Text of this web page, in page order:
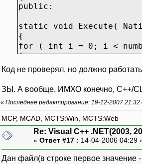
public:
static void Execute(
{
for ( int i = 0; i <
{
data[i].Second +=
}
#pragma managed
__value public struct
public:
Код не проверял, но должно
ЗЫ. А вообще, ИМХО конечно, C++/
« Последнее редактирование: 19-12-2007
MCP, MCAD, MCTS:Win, MCTS:Web
Re: Visual C++ .NET(2003,
« Ответ #17 : 14-04-2006 04:29
Дан файл(в строке первое значение